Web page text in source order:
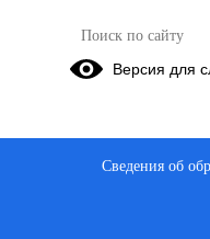
Публикации
Версия для
Сведения об